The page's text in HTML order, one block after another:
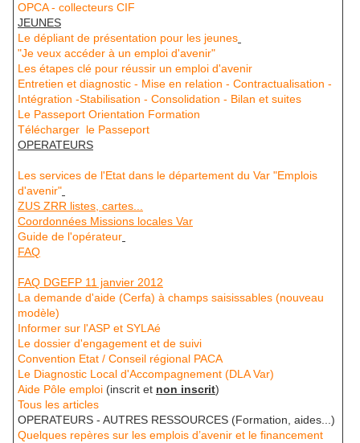
OPCA - collecteurs CIF
JEUNES
Le dépliant de présentation pour les jeunes
"Je veux accéder à un emploi d'avenir"
Les étapes clé pour réussir un emploi d'avenir
Entretien et diagnostic - Mise en relation - Contractualisation -
Intégration -Stabilisation - Consolidation - Bilan et suites
Le Passeport Orientation Formation
Télécharger le Passeport
OPERATEURS
Les services de l'Etat dans le département du Var "Emplois
d'avenir"
ZUS ZRR listes, cartes...
Coordonnées Missions locales Var
Guide de l'opérateur
FAQ
FAQ DGEFP 11 janvier 2012
La demande d'aide (Cerfa) à champs saisissables (nouveau
modèle)
Informer sur l'ASP et SYLAé
Le dossier d'engagement et de suivi
Convention Etat / Conseil régional PACA
Le Diagnostic Local d'Accompagnement (DLA Var)
Aide Pôle emploi (inscrit et non inscrit)
Tous les articles
OPERATEURS - AUTRES RESSOURCES (Formation, aides...)
Quelques repères sur les emplois d’avenir et le financement